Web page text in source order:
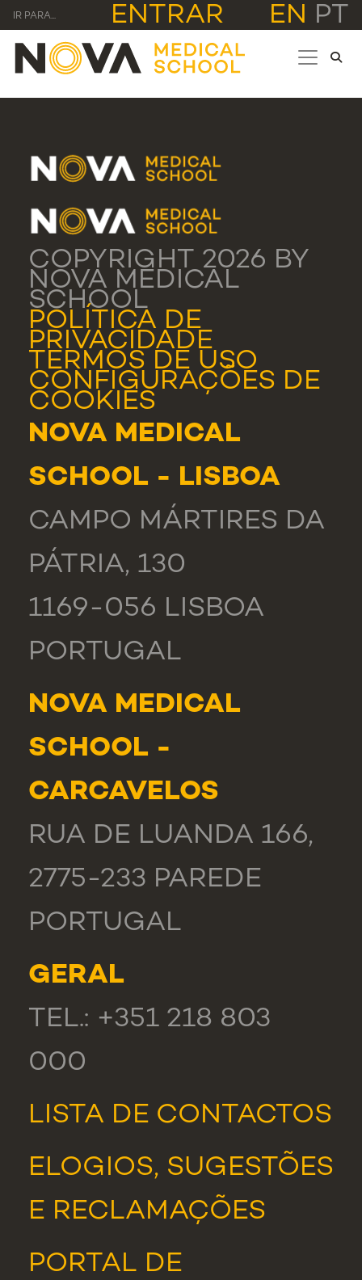
IR PARA... ENTRAR EN PT
COPYRIGHT 2026 BY
NOVA MEDICAL
SCHOOL
POLÍTICA DE
PRIVACIDADE
TERMOS DE USO
CONFIGURAÇÕES DE
COOKIES
NOVA MEDICAL
SCHOOL - LISBOA
CAMPO MÁRTIRES DA
PÁTRIA, 130
1169-056 LISBOA
PORTUGAL
NOVA MEDICAL
SCHOOL -
CARCAVELOS
RUA DE LUANDA 166,
2775-233 PAREDE
PORTUGAL
GERAL
TEL.: +351 218 803
000
LISTA DE CONTACTOS
ELOGIOS, SUGESTÕES
E RECLAMAÇÕES
PORTAL DE